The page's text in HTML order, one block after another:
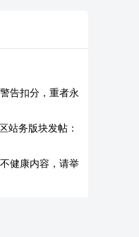
告扣分，重者永
站务版块发帖：
健康内容，请举